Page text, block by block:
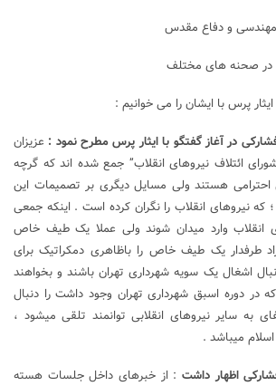
و دفاع مقدس
پرس با ایشان را می خوانیم :
در آغاز گفتگو با ایثار پرس مطرح نمود : عزیزان
ائتلاف نیروهای انقلاب” جمع شده اند که گرچه
احترامی هستند ولی مسایل دیگری بر تصمیمات این
که نیروهای انقلاب را نگران کرده است . اینکه جمعی
انقلاب وارد میدان شوند ولی عملا یک طیف خاص
طرفدار یک طیف خاص را باظاهری دمکراتیک برای
اشغال یک سویه شهرداری تهران باشند و بخواهند
در دوره اسبق شهرداری تهران وجود داشت را دنبال
به سایر نیروهای انقلابی توانمند تلقی میشود ،
میباشد .
اظهار داشت : از خبرهای داخل جلسات هسته